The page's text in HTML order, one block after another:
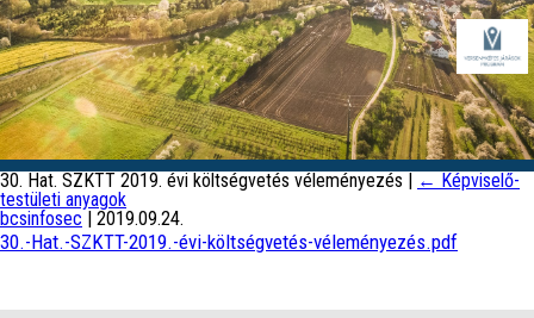
30. Hat. SZKTT 2019. évi költségvetés véleményezés | ← Képviselő-
testületi anyagok
bcsinfosec | 2019.09.24.
30.-Hat.-SZKTT-2019.-évi-költségvetés-véleményezés.pdf